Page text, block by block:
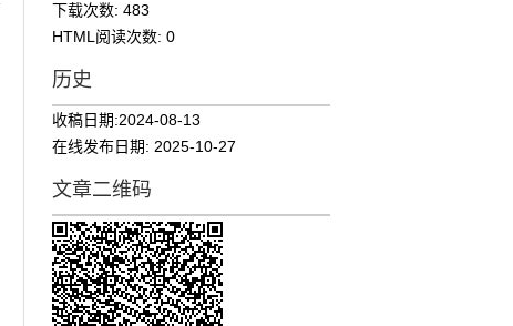
下载次数: 483
HTML阅读次数: 0
历史
收稿日期:2024-08-13
在线发布日期: 2025-10-27
文章二维码